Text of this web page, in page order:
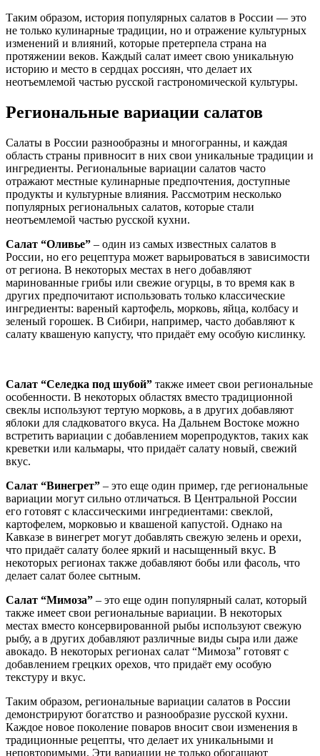
Таким образом, история популярных салатов в России — это
не только кулинарные традиции, но и отражение культурных
изменений и влияний, которые претерпела страна на
протяжении веков. Каждый салат имеет свою уникальную
историю и место в сердцах россиян, что делает их
неотъемлемой частью русской гастрономической культуры.
Региональные вариации салатов
Салаты в России разнообразны и многогранны, и каждая
область страны привносит в них свои уникальные традиции и
ингредиенты. Региональные вариации салатов часто
отражают местные кулинарные предпочтения, доступные
продукты и культурные влияния. Рассмотрим несколько
популярных региональных салатов, которые стали
неотъемлемой частью русской кухни.
Салат “Оливье” – один из самых известных салатов в
России, но его рецептура может варьироваться в зависимости
от региона. В некоторых местах в него добавляют
маринованные грибы или свежие огурцы, в то время как в
других предпочитают использовать только классические
ингредиенты: вареный картофель, морковь, яйца, колбасу и
зеленый горошек. В Сибири, например, часто добавляют к
салату квашеную капусту, что придаёт ему особую кислинку.
Салат “Селедка под шубой” также имеет свои региональные
особенности. В некоторых областях вместо традиционной
свеклы используют тертую морковь, а в других добавляют
яблоки для сладковатого вкуса. На Дальнем Востоке можно
встретить вариации с добавлением морепродуктов, таких как
креветки или кальмары, что придаёт салату новый, свежий
вкус.
Салат “Винегрет” – это еще один пример, где региональные
вариации могут сильно отличаться. В Центральной России
его готовят с классическими ингредиентами: свеклой,
картофелем, морковью и квашеной капустой. Однако на
Кавказе в винегрет могут добавлять свежую зелень и орехи,
что придаёт салату более яркий и насыщенный вкус. В
некоторых регионах также добавляют бобы или фасоль, что
делает салат более сытным.
Салат “Мимоза” – это еще один популярный салат, который
также имеет свои региональные вариации. В некоторых
местах вместо консервированной рыбы используют свежую
рыбу, а в других добавляют различные виды сыра или даже
авокадо. В некоторых регионах салат “Мимоза” готовят с
добавлением грецких орехов, что придаёт ему особую
текстуру и вкус.
Таким образом, региональные вариации салатов в России
демонстрируют богатство и разнообразие русской кухни.
Каждое новое поколение поваров вносит свои изменения в
традиционные рецепты, что делает их уникальными и
неповторимыми. Эти вариации не только обогащают